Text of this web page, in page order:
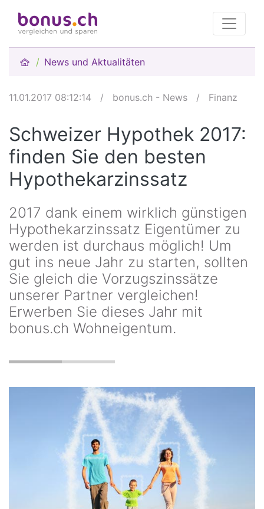
News und Aktualitäten
11.01.2017 08:12:14 / bonus.ch - News / Finanz
Schweizer Hypothek 2017:
finden Sie den besten
Hypothekarzinssatz
2017 dank einem wirklich günstigen
Hypothekarzinssatz Eigentümer zu
werden ist durchaus möglich! Um
gut ins neue Jahr zu starten, sollten
Sie gleich die Vorzugszinssätze
unserer Partner vergleichen!
Erwerben Sie dieses Jahr mit
bonus.ch Wohneigentum.